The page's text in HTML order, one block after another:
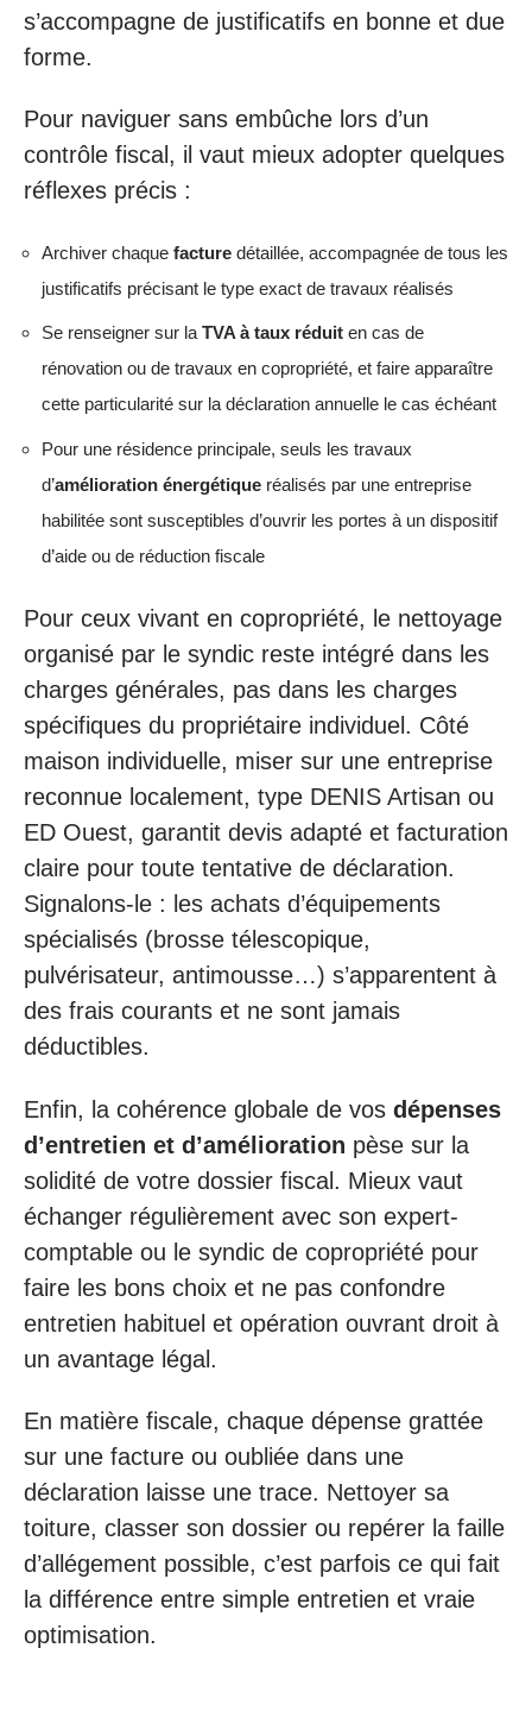
s’accompagne de justificatifs en bonne et due
forme.
Pour naviguer sans embûche lors d’un
contrôle fiscal, il vaut mieux adopter quelques
réflexes précis :
Archiver chaque facture détaillée, accompagnée de tous les
justificatifs précisant le type exact de travaux réalisés
Se renseigner sur la TVA à taux réduit en cas de
rénovation ou de travaux en copropriété, et faire apparaître
cette particularité sur la déclaration annuelle le cas échéant
Pour une résidence principale, seuls les travaux
d’amélioration énergétique réalisés par une entreprise
habilitée sont susceptibles d’ouvrir les portes à un dispositif
d’aide ou de réduction fiscale
Pour ceux vivant en copropriété, le nettoyage
organisé par le syndic reste intégré dans les
charges générales, pas dans les charges
spécifiques du propriétaire individuel. Côté
maison individuelle, miser sur une entreprise
reconnue localement, type DENIS Artisan ou
ED Ouest, garantit devis adapté et facturation
claire pour toute tentative de déclaration.
Signalons-le : les achats d’équipements
spécialisés (brosse télescopique,
pulvérisateur, antimousse…) s’apparentent à
des frais courants et ne sont jamais
déductibles.
Enfin, la cohérence globale de vos dépenses
d’entretien et d’amélioration pèse sur la
solidité de votre dossier fiscal. Mieux vaut
échanger régulièrement avec son expert-
comptable ou le syndic de copropriété pour
faire les bons choix et ne pas confondre
entretien habituel et opération ouvrant droit à
un avantage légal.
En matière fiscale, chaque dépense grattée
sur une facture ou oubliée dans une
déclaration laisse une trace. Nettoyer sa
toiture, classer son dossier ou repérer la faille
d’allégement possible, c’est parfois ce qui fait
la différence entre simple entretien et vraie
optimisation.